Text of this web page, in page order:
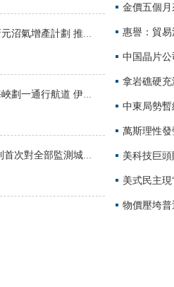
印度批准32億新元沼氣增產計劃 推動清潔燃料生產
同意霍爾木茲海峽劃一通行航道 伊朗與阿曼磋商共同管理機制
熱浪沖擊 意大利首次對全部監測城市發紅色預警
金價五個
惠譽：貿易
中国晶片
中東局勢
萬斯理性
美科技巨
美式民主